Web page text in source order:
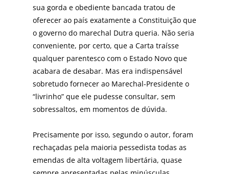
sua gorda e obediente bancada tratou de
oferecer ao país exatamente a Constituição que
o governo do marechal Dutra queria. Não seria
conveniente, por certo, que a Carta traísse
qualquer parentesco com o Estado Novo que
acabara de desabar. Mas era indispensável
sobretudo fornecer ao Marechal-Presidente o
“livrinho” que ele pudesse consultar, sem
sobressaltos, em momentos de dúvida.
Precisamente por isso, segundo o autor, foram
rechaçadas pela maioria pessedista todas as
emendas de alta voltagem libertária, quase